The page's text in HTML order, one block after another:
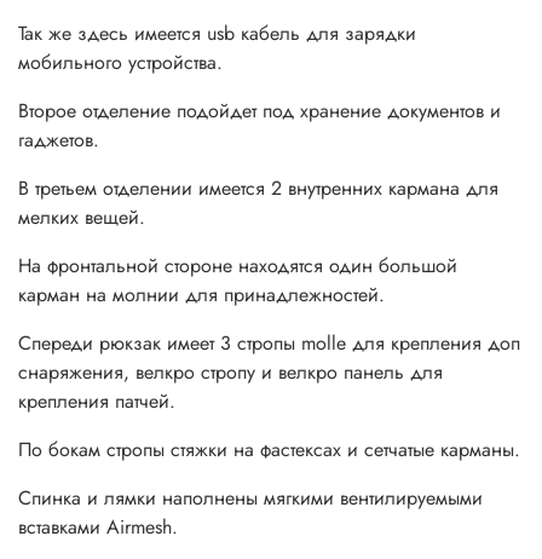
Так же здесь имеется usb кабель для зарядки
мобильного устройства.
Второе отделение подойдет под хранение документов и
гаджетов.
В третьем отделении имеется 2 внутренних кармана для
мелких вещей.
На фронтальной стороне находятся один большой
карман на молнии для принадлежностей.
Спереди рюкзак имеет 3 стропы molle для крепления доп
снаряжения, велкро стропу и велкро панель для
крепления патчей.
По бокам стропы стяжки на фастексах и сетчатые карманы.
Спинка и лямки наполнены мягкими вентилируемыми
вставками Airmesh.